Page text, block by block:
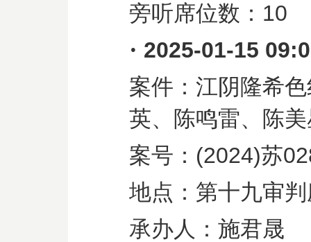
旁听席位数： 10
· 2025-01-15
案件：江阴隆希
英、陈鸣雷、陈
案号： (2024)苏
地点：第十九审
承办人：施君晟